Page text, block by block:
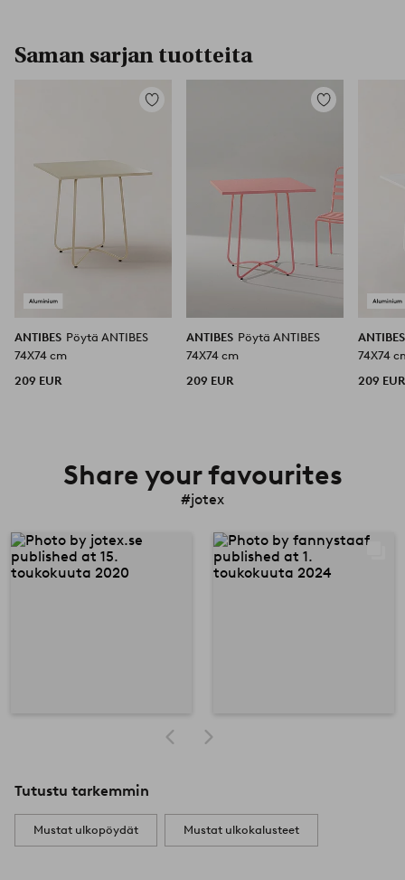
Saman sarjan tuotteita
Lisää
ANTIBES Pöytä ANTIBES
74X74 cm
209 EUR
Lisää
ANTIBES Pöytä ANTIBES
74X74 cm
209 EUR
74X74
209 EUR
Share your favourites
#jotex
Tutustu tarkemmin
Mustat ulkopöydät Mustat ulkokalusteet